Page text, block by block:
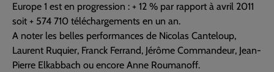
Europe 1 est en progression : + 12 % par rapport à avril 2011
soit + 574 710 téléchargements en un an.
A noter les belles performances de Nicolas Canteloup,
Laurent Ruquier, Franck Ferrand, Jérôme Commandeur, Jean-
Pierre Elkabbach ou encore Anne Roumanoff.